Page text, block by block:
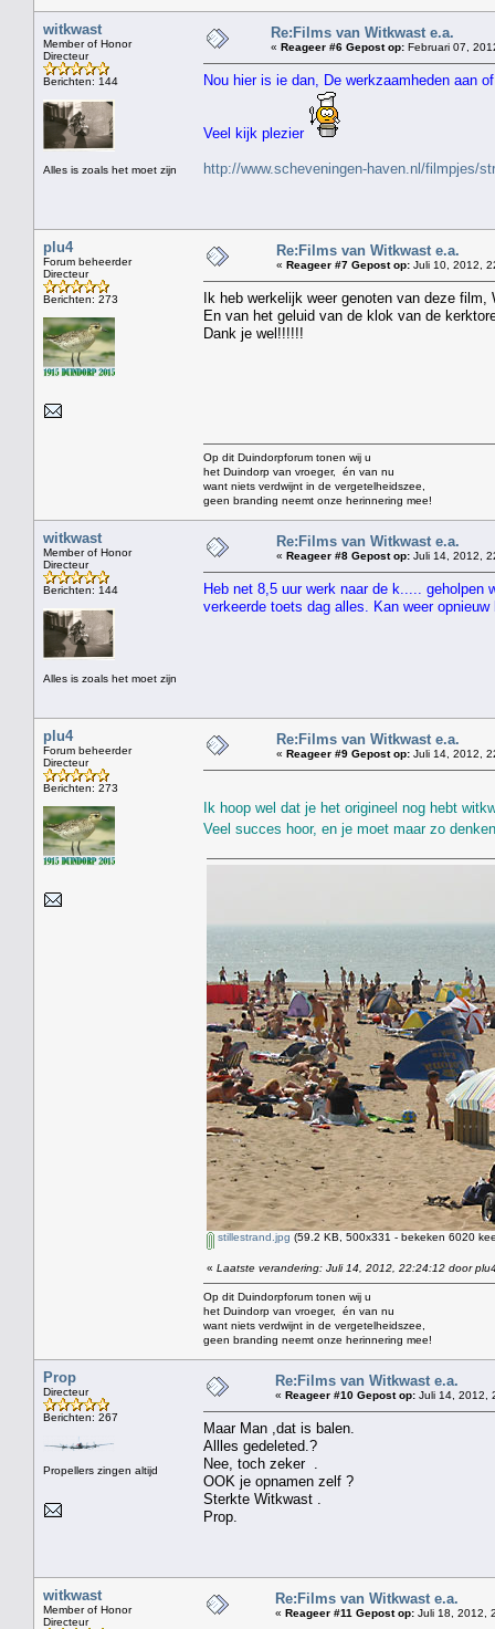
witkwast
Member of Honor
Directeur
Berichten: 144
Alles is zoals het moet zijn
Re:Films van Witkwast e.a.
« Reageer #6 Gepost op: Februari 07,
Nou hier is ie dan, De werkzaamheden aan
Veel kijk plezier
http://www.scheveningen-haven.nl/filmpjes/
plu4
Forum beheerder
Directeur
Berichten: 273
Re:Films van Witkwast e.a.
« Reageer #7 Gepost op: Juli 10, 2012,
Ik heb werkelijk weer genoten van deze film,
En van het geluid van de klok van de
Dank je wel!!!!!!
Op dit Duindorpforum tonen wij u
het Duindorp van vroeger, én van nu
want niets verdwijnt in de vergetelheidszee,
geen branding neemt onze herinnering mee!
witkwast
Member of Honor
Directeur
Berichten: 144
Alles is zoals het moet zijn
Re:Films van Witkwast e.a.
« Reageer #8 Gepost op: Juli 14, 2012,
Heb net 8,5 uur werk naar de k.....
verkeerde toets dag alles. Kan weer
plu4
Forum beheerder
Directeur
Berichten: 273
Re:Films van Witkwast e.a.
« Reageer #9 Gepost op: Juli 14, 2012,
Ik hoop wel dat je het origineel nog hebt
Veel succes hoor, en je moet maar zo
stillestrand.jpg (59.2 KB, 500x331 - bekeken 6020
« Laatste verandering: Juli 14, 2012, 22:24:12 door
Op dit Duindorpforum tonen wij u
het Duindorp van vroeger, én van nu
want niets verdwijnt in de vergetelheidszee,
geen branding neemt onze herinnering mee!
Prop
Directeur
Berichten: 267
Propellers zingen altijd
Re:Films van Witkwast e.a.
« Reageer #10 Gepost op: Juli 14, 2012,
Maar Man ,dat is balen.
Allles gedeleted.?
Nee, toch zeker .
OOK je opnamen zelf ?
Sterkte Witkwast .
Prop.
witkwast
Member of Honor
Directeur
Re:Films van Witkwast e.a.
« Reageer #11 Gepost op: Juli 18, 2012,